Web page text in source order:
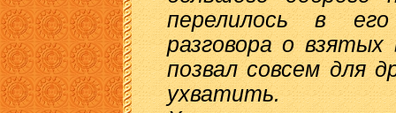
перелилось в
разговора о
позвал совсем для
ухватить.